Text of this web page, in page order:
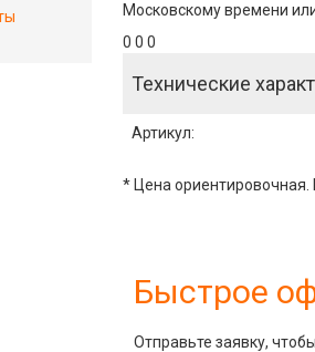
Московскому времени
0 0 0
Технические
Артикул:
* Цена ориентировочная.
Быстрое
Отправьте заявку,